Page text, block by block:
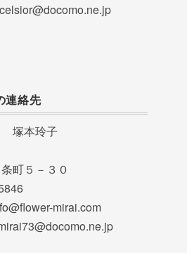
連絡先
塚本玲子
町５－３０
mirai.com